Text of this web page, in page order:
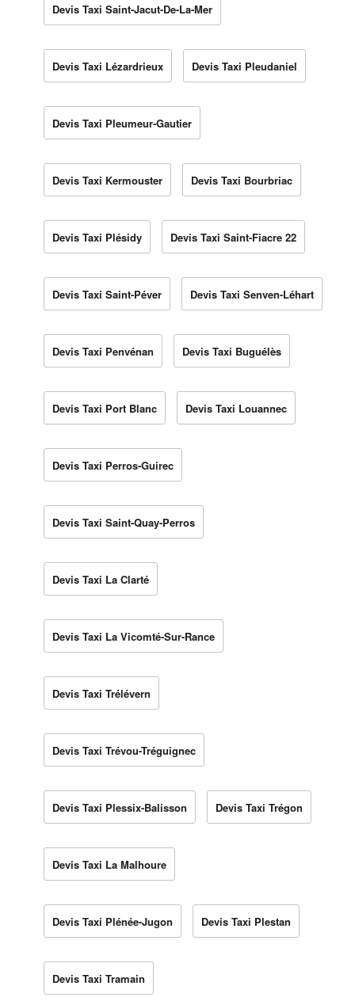
Devis Taxi Saint-Jacut-De-La-Mer
Devis Taxi Lézardrieux Devis Taxi Pleudaniel
Devis Taxi Pleumeur-Gautier
Devis Taxi Kermouster Devis Taxi Bourbriac
Devis Taxi Plésidy Devis Taxi Saint-Fiacre 22
Devis Taxi Saint-Péver Devis Taxi Senven-Léhart
Devis Taxi Penvénan Devis Taxi Buguélès
Devis Taxi Port Blanc Devis Taxi Louannec
Devis Taxi Perros-Guirec
Devis Taxi Saint-Quay-Perros
Devis Taxi La Clarté
Devis Taxi La Vicomté-Sur-Rance
Devis Taxi Trélévern
Devis Taxi Trévou-Tréguignec
Devis Taxi Plessix-Balisson Devis Taxi Trégon
Devis Taxi La Malhoure
Devis Taxi Plénée-Jugon Devis Taxi Plestan
Devis Taxi Tramain